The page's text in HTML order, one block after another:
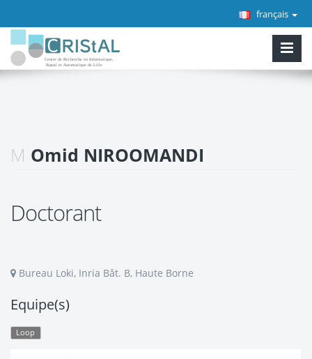
français
M Omid NIROOMANDI
Doctorant
Bureau Loki, Inria Bât. B, Haute Borne
Equipe(s)
Loop